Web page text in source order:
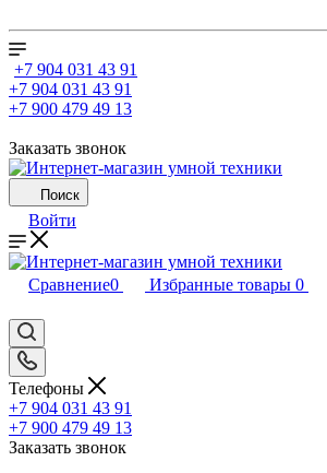
+7 904 031 43 91
+7 904 031 43 91
+7 900 479 49 13
Заказать звонок
Поиск
Войти
Сравнение0 Избранные товары 0
Телефоны
+7 904 031 43 91
+7 900 479 49 13
Заказать звонок